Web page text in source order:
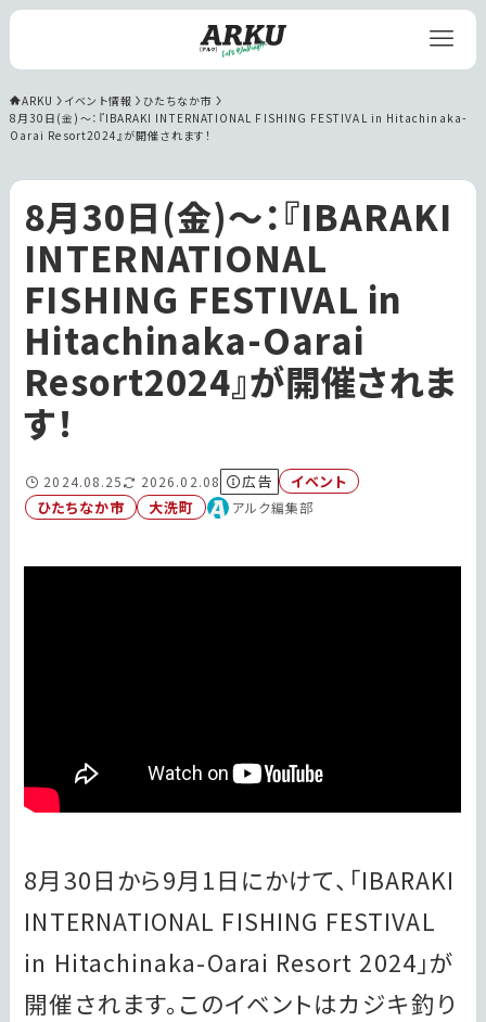
ARKU イベント情報
ひたちなか市
8月30日(金)〜：『IBARAKI INTERNATIONAL FISHING FESTIVAL in Hitachinaka-
Oarai Resort2024』が開催されます！
8月30日(金)〜：『IBARAKI
INTERNATIONAL
FISHING FESTIVAL in
Hitachinaka-Oarai
Resort2024』が開催されま
す！
広告
イベント
ひたちなか市
大洗町
2024.08.25
2026.02.08
アルク編集部
8月30日から9月1日にかけて、「IBARAKI
INTERNATIONAL FISHING FESTIVAL
in Hitachinaka-Oarai Resort 2024」が
開催されます。このイベントはカジキ釣り